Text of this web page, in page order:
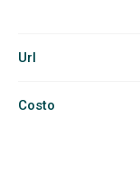
Url
Costo